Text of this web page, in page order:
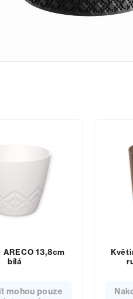
13,8cm
bílá
mohou pouze